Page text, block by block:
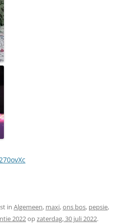
in Algemeen, maxi,ons bos, pepsie,
2022opzaterdag, 30 juli 2022.